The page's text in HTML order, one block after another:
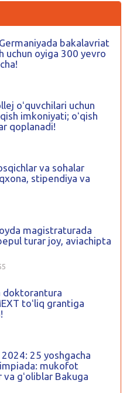
bakalavriat
uchun oyiga 300 yevro
oʻquvchilari uchun
imkoniyati; oʻqish
qoplanadi!
va sohalar
stipendiya va
magistraturada
turar joy, aviachipta
doktorantura
toʻliq grantiga
25 yoshgacha
mukofot
gʻoliblar Bakuga